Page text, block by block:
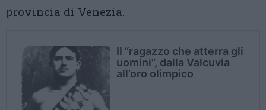
provincia di Venezia.